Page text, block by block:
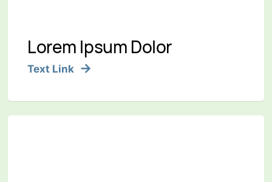
Lorem Ipsum Dolor
Text Link